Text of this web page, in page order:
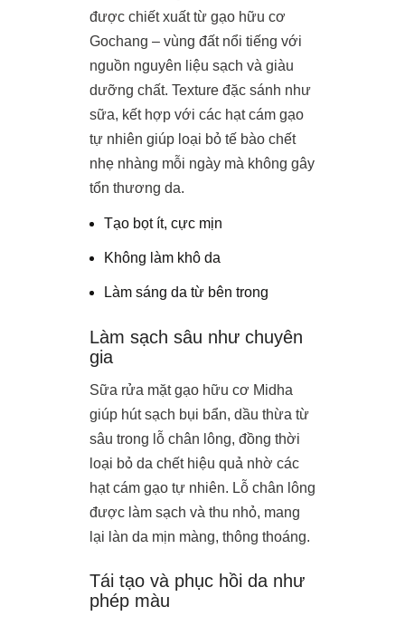
được chiết xuất từ gạo hữu cơ
Gochang – vùng đất nổi tiếng với
nguồn nguyên liệu sạch và giàu
dưỡng chất. Texture đặc sánh như
sữa, kết hợp với các hạt cám gạo
tự nhiên giúp loại bỏ tế bào chết
nhẹ nhàng mỗi ngày mà không gây
tổn thương da.
Tạo bọt ít, cực mịn
Không làm khô da
Làm sáng da từ bên trong
Làm sạch sâu như chuyên
gia
Sữa rửa mặt gạo hữu cơ Midha
giúp hút sạch bụi bẩn, dầu thừa từ
sâu trong lỗ chân lông, đồng thời
loại bỏ da chết hiệu quả nhờ các
hạt cám gạo tự nhiên. Lỗ chân lông
được làm sạch và thu nhỏ, mang
lại làn da mịn màng, thông thoáng.
Tái tạo và phục hồi da như
phép màu